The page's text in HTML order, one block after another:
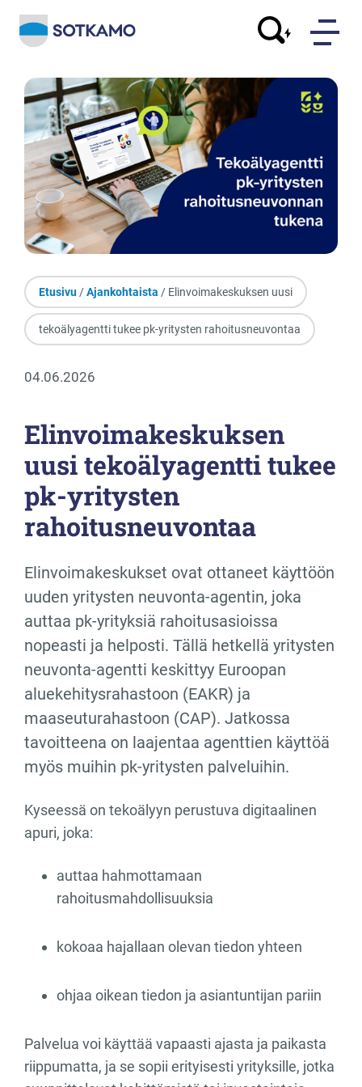
Etusivu/Ajankohtaista / Elinvoimakeskuksen uusi
tekoälyagentti tukee pk-yritysten rahoitusneuvontaa
04.06.2026
Elinvoimakeskuksen
uusi tekoälyagentti tukee
pk-yritysten
rahoitusneuvontaa
Elinvoimakeskukset ovat ottaneet käyttöön
uuden yritysten neuvonta-agentin, joka
auttaa pk-yrityksiä rahoitusasioissa
nopeasti ja helposti. Tällä hetkellä yritysten
neuvonta-agentti keskittyy Euroopan
aluekehitysrahastoon (EAKR) ja
maaseuturahastoon (CAP). Jatkossa
tavoitteena on laajentaa agenttien käyttöä
myös muihin pk-yritysten palveluihin.
Kyseessä on tekoälyyn perustuva digitaalinen
apuri, joka:
auttaa hahmottamaan
rahoitusmahdollisuuksia
kokoaa hajallaan olevan tiedon yhteen
ohjaa oikean tiedon ja asiantuntijan pariin
Palvelua voi käyttää vapaasti ajasta ja paikasta
riippumatta, ja se sopii erityisesti yrityksille, jotka